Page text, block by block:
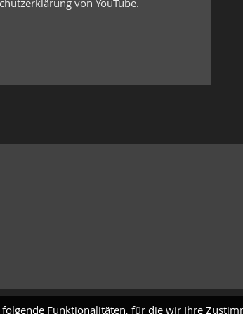
von YouTube.
Funktionalitäten, für die wir Ihre